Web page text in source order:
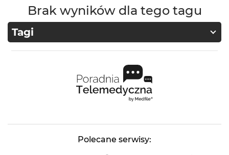
Brak wyników dla tego tagu
Tagi
Polecane serwisy: